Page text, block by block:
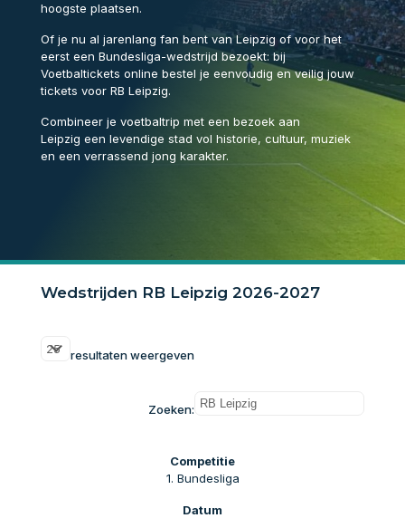
hoogste plaatsen.
Of je nu al jarenlang fan bent van Leipzig of voor het
eerst een Bundesliga-wedstrijd bezoekt: bij
Voetbaltickets online bestel je eenvoudig en veilig jouw
tickets voor RB Leipzig.
Combineer je voetbaltrip met een bezoek aan
Leipzig een levendige stad vol historie, cultuur, muziek
en een verrassend jong karakter.
Wedstrijden RB Leipzig 2026-2027
resultaten weergeven
Zoeken:
1. Bundesliga